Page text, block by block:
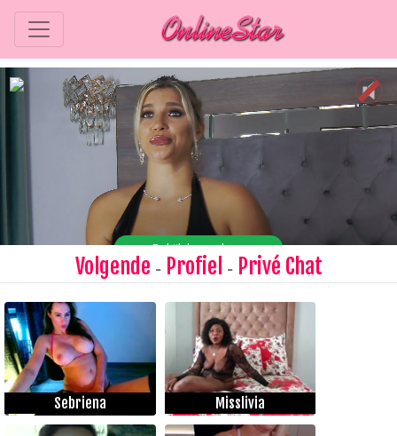
Volgende - Profiel - Privé Chat
Sebriena Misslivia